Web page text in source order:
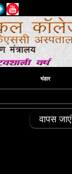
भंडार
वापस जाएं